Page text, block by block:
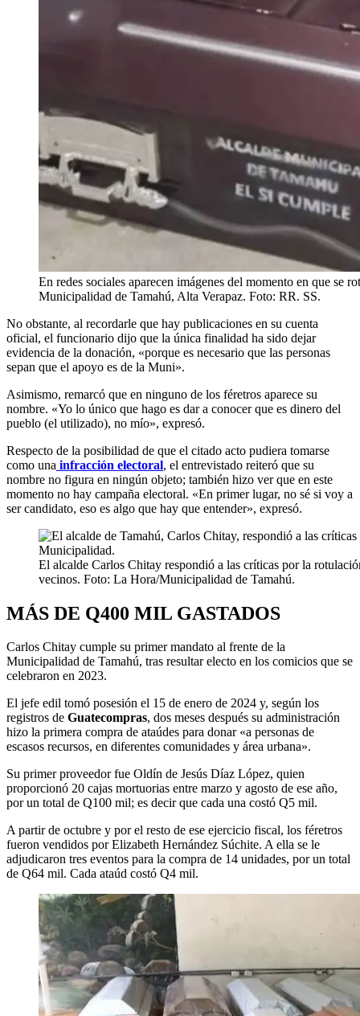
En redes sociales aparecen imágenes del momento en que se
Municipalidad de Tamahú, Alta Verapaz. Foto: RR. SS.
No obstante, al recordarle que hay publicaciones en su cuenta
oficial, el funcionario dijo que la única finalidad ha sido dejar
evidencia de la donación, «porque es necesario que las personas
sepan que el apoyo es de la Muni».
Asimismo, remarcó que en ninguno de los féretros aparece su
nombre. «Yo lo único que hago es dar a conocer que es dinero del
pueblo (el utilizado), no mío», expresó.
Respecto de la posibilidad de que el citado acto pudiera tomarse
como una infracción electoral, el entrevistado reiteró que su
nombre no figura en ningún objeto; también hizo ver que en este
momento no hay campaña electoral. «En primer lugar, no sé si voy a
ser candidato, eso es algo que hay que entender», expresó.
El alcalde Carlos Chitay respondió a las críticas por la
vecinos. Foto: La Hora/Municipalidad de Tamahú.
MÁS DE Q400 MIL GASTADOS
Carlos Chitay cumple su primer mandato al frente de la
Municipalidad de Tamahú, tras resultar electo en los comicios que se
celebraron en 2023.
El jefe edil tomó posesión el 15 de enero de 2024 y, según los
registros de Guatecompras, dos meses después su administración
hizo la primera compra de ataúdes para donar «a personas de
escasos recursos, en diferentes comunidades y área urbana».
Su primer proveedor fue Oldín de Jesús Díaz López, quien
proporcionó 20 cajas mortuorias entre marzo y agosto de ese año,
por un total de Q100 mil; es decir que cada una costó Q5 mil.
A partir de octubre y por el resto de ese ejercicio fiscal, los féretros
fueron vendidos por Elizabeth Hernández Súchite. A ella se le
adjudicaron tres eventos para la compra de 14 unidades, por un total
de Q64 mil. Cada ataúd costó Q4 mil.